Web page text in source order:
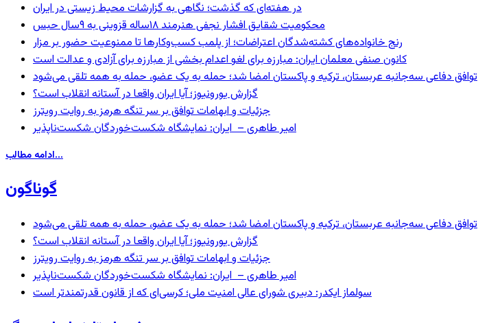
در هفته‌ای که گذشت؛ نگاهی به گزارشات محیط زیستی در ایران
محکومیت شقایق افشار نجفی هنرمند ۱۸ساله قزوینی به ۹سال حبس
رنج خانواده‌های کشته‌شدگان اعتراضات؛ از پلمب کسب‌وکارها تا ممنوعیت حضور بر مزار
کانون صنفی معلمان ایران: مبارزه برای لغو اعدام بخشی از مبارزه برای آزادی و عدالت است
توافق دفاعی سه‌جانبه عربستان، ترکیه و پاکستان امضا شد؛ حمله به یک عضو، حمله به همه تلقی می‌شود
گزارش یورونیوز؛ آیا ایران واقعا در آستانه انقلاب است؟
جزئیات و ابهامات توافق بر سر تنگه هرمز به روایت رویترز
امیر طاهری – ایران: نمایشگاه شکست‌خوردگان شکست‌ناپذیر
ادامه مطالب...
گوناگون
توافق دفاعی سه‌جانبه عربستان، ترکیه و پاکستان امضا شد؛ حمله به یک عضو، حمله به همه تلقی می‌شود
گزارش یورونیوز؛ آیا ایران واقعا در آستانه انقلاب است؟
جزئیات و ابهامات توافق بر سر تنگه هرمز به روایت رویترز
امیر طاهری – ایران: نمایشگاه شکست‌خوردگان شکست‌ناپذیر
سولماز ایکدر: دبیری شورای عالی امنیت ملی؛ کرسی‌ای که از قانون قدرتمندتر است